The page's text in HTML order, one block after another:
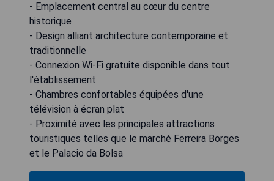
- Emplacement central au cœur du centre
historique
- Design alliant architecture contemporaine et
traditionnelle
- Connexion Wi-Fi gratuite disponible dans tout
l'établissement
- Chambres confortables équipées d'une
télévision à écran plat
- Proximité avec les principales attractions
touristiques telles que le marché Ferreira Borges
et le Palacio da Bolsa